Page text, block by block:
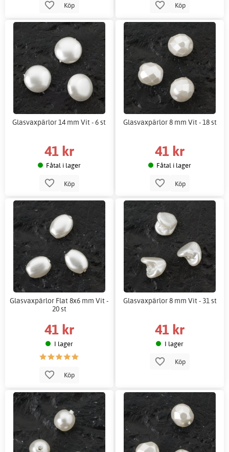
Köp Köp
Glasvaxpärlor 14 mm Vit - 6 st
41 kr
Fåtal i lager
Köp
Glasvaxpärlor 8 mm Vit - 18 st
41 kr
Fåtal i lager
Köp
Glasvaxpärlor Flat 8x6 mm Vit -
20 st
41 kr
I lager
Köp
Glasvaxpärlor 8 mm Vit - 31 st
41 kr
I lager
Köp